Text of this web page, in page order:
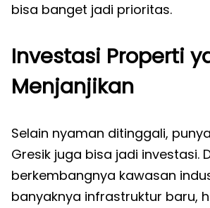
bisa banget jadi prioritas.
Investasi Properti
Menjanjikan
Selain nyaman ditinggali,
Gresik juga bisa jadi investasi.
berkembangnya kawasan
banyaknya infrastruktur baru,